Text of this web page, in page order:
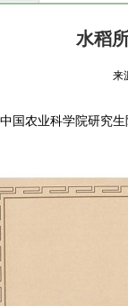
水稻
来
国农业科学院研究